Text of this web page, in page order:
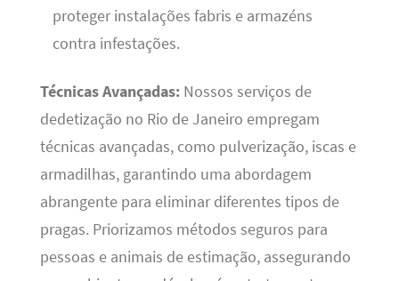
proteger instalações fabris e armazéns
contra infestações.
Técnicas Avançadas:Nossos serviços de
dedetização no Rio de Janeiro empregam
técnicas avançadas, como pulverização, iscas e
armadilhas, garantindo uma abordagem
abrangente para eliminar diferentes tipos de
pragas. Priorizamos métodos seguros para
pessoas e animais de estimação, assegurando